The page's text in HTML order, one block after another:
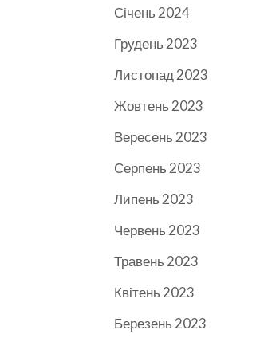
Січень 2024
Грудень 2023
Листопад 2023
Жовтень 2023
Вересень 2023
Серпень 2023
Липень 2023
Червень 2023
Травень 2023
Квітень 2023
Березень 2023